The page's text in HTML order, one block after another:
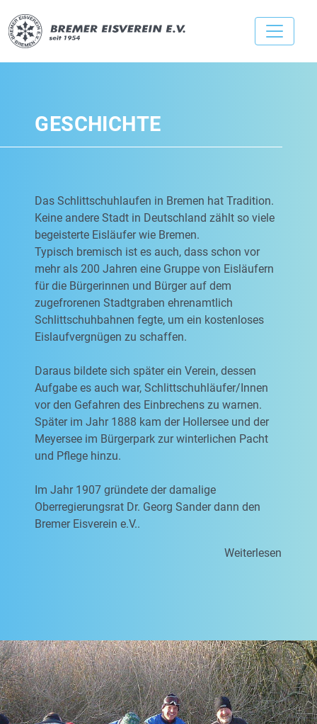
GESCHICHTE
Das Schlittschuhlaufen in Bremen hat Tradition.
Keine andere Stadt in Deutschland zählt so viele
begeisterte Eisläufer wie Bremen.
Typisch bremisch ist es auch, dass schon vor
mehr als 200 Jahren eine Gruppe von Eisläufern
für die Bürgerinnen und Bürger auf dem
zugefrorenen Stadtgraben ehrenamtlich
Schlittschuhbahnen fegte, um ein kostenloses
Eislaufvergnügen zu schaffen.
Daraus bildete sich später ein Verein, dessen
Aufgabe es auch war, Schlittschuhläufer/Innen
vor den Gefahren des Einbrechens zu warnen.
Später im Jahr 1888 kam der Hollersee und der
Meyersee im Bürgerpark zur winterlichen Pacht
und Pflege hinzu.
Im Jahr 1907 gründete der damalige
Oberregierungsrat Dr. Georg Sander dann den
Bremer Eisverein e.V..
Weiterlesen